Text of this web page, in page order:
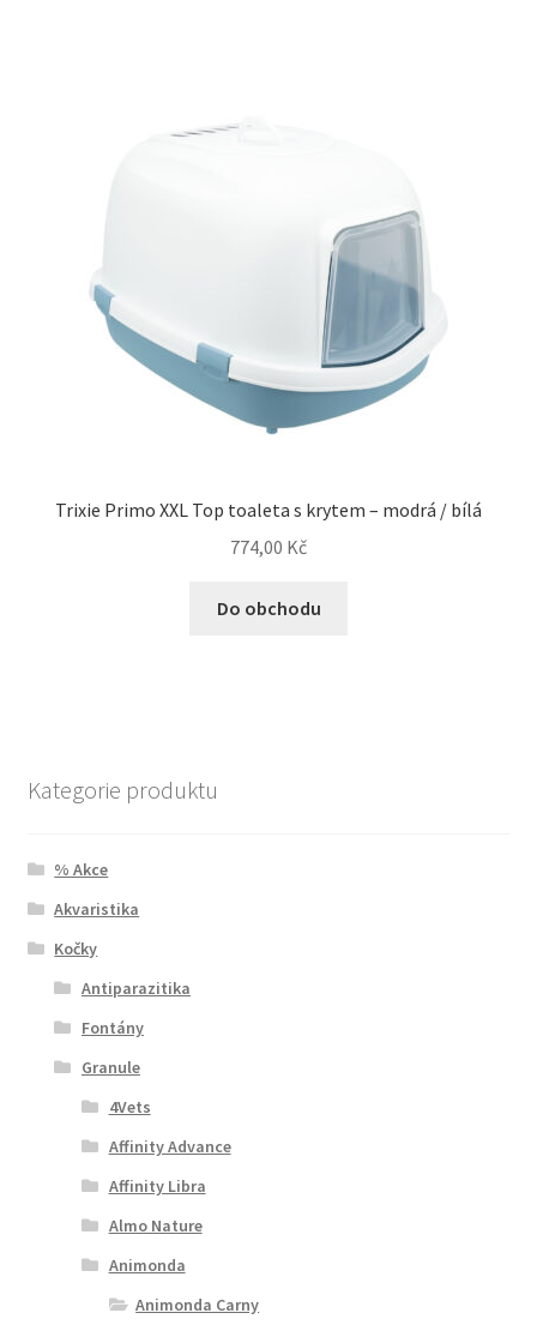
Trixie Primo XXL Top toaleta s krytem – modrá / bílá
774,00 Kč
Do obchodu
Kategorie produktu
% Akce
Akvaristika
Kočky
Antiparazitika
Fontány
Granule
4Vets
Affinity Advance
Affinity Libra
Almo Nature
Animonda
Animonda Carny